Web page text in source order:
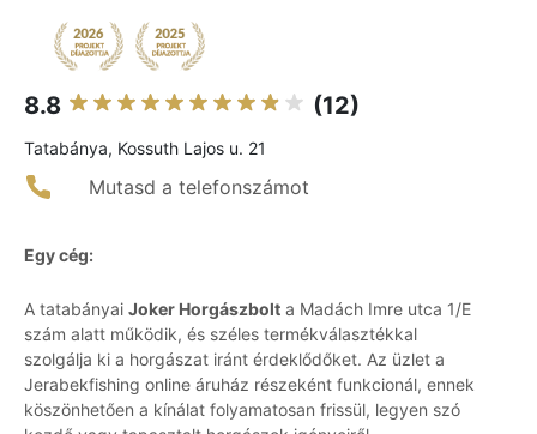
8.8 (12)
Tatabánya, Kossuth Lajos u. 21
Mutasd a telefonszámot
Egy cég:
A tatabányai Joker Horgászbolt a Madách Imre utca 1/E
szám alatt működik, és széles termékválasztékkal
szolgálja ki a horgászat iránt érdeklődőket. Az üzlet a
Jerabekfishing online áruház részeként funkcionál, ennek
köszönhetően a kínálat folyamatosan frissül, legyen szó